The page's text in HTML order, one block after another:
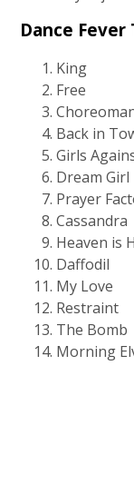
Dance Fever
King
Free
Back in
Girls
Dream Girl
Prayer
Cassandra
Heaven is
Daffodil
My Love
Restraint
The Bomb
Morning